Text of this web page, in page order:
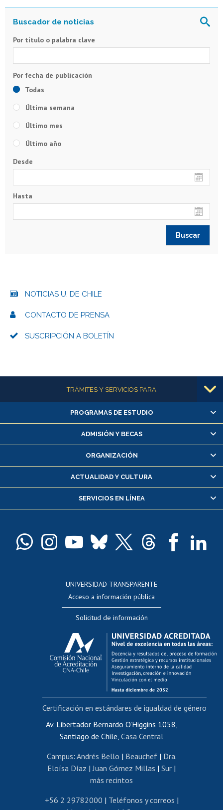
Por título o palabra clave
Todas
Última semana
Último mes
Último año
Desde
Hasta
NOTICIAS U. DE CHILE
CONTACTO DE PRENSA
SUSCRIPCIÓN A BOLETÍN
Más informaciónTRÁMITES Y SERVICIOS PARA
Alumnas/os y exalumnas/os
Matrícula en línea
Inscripción y cambio de asignaturas
Consulta y certificado de notas
Servicio médico y dental
Pago de arancel y crédito alumnos
Docentes
Evaluación docente
Calificación académica
Postulación al AUCAI
Funcionarias/os
Cursos internos de capacitación
Bienestar del personal
Portal de movilidad interna
Certificado de renta
Certificado de renta honorarios
Editar páginas blancas
Extranjeras/os
Revalidación y reconocimiento de títulos
PROGRAMAS DE ESTUDIO
ADMISIÓN Y BECAS
ORGANIZACIÓN
ACTUALIDAD Y CULTURA
SERVICIOS EN LÍNEA
UNIVERSIDAD TRANSPARENTE
Acceso a información pública
Solicitud de información
Av. Libertador Bernardo O'Higgins 1058,
Santiago de Chile, Casa Central
Campus: Andrés Bello | Beauchef| Dra.
Eloísa Díaz |Juan Gómez Millas | Sur |
más recintos
+56 2 29782000 | Teléfonos y correos |
Certificación en estándares de igualdad de género